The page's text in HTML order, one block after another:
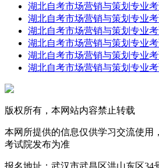
湖北自考市场营销与策划专业
湖北自考市场营销与策划专业
湖北自考市场营销与策划专业
湖北自考市场营销与策划专业
湖北自考市场营销与策划专业
湖北自考市场营销与策划专业
版权所有，本网站内容禁止转载
本网所提供的信息仅供学习交流使用
考试院发布为准
报名地址：武汉市武昌区洪山东区34